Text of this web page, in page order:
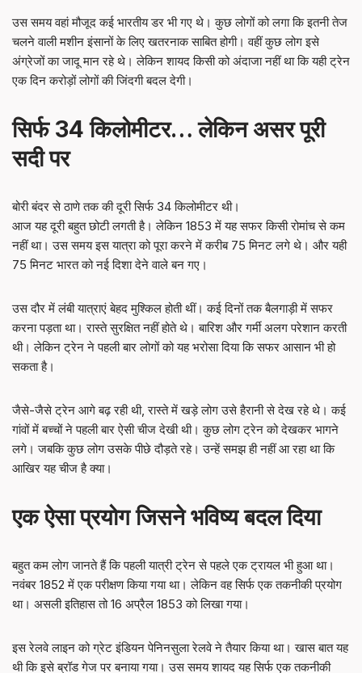
उस समय वहां मौजूद कई भारतीय डर भी गए थे। कुछ लोगों को लगा कि इतनी तेज
चलने वाली मशीन इंसानों के लिए खतरनाक साबित होगी। वहीं कुछ लोग इसे
अंग्रेजों का जादू मान रहे थे। लेकिन शायद किसी को अंदाजा नहीं था कि यही ट्रेन
एक दिन करोड़ों लोगों की जिंदगी बदल देगी।
सिर्फ 34 किलोमीटर… लेकिन असर पूरी
सदी पर
बोरी बंदर से ठाणे तक की दूरी सिर्फ 34 किलोमीटर थी।
आज यह दूरी बहुत छोटी लगती है। लेकिन 1853 में यह सफर किसी रोमांच से कम
नहीं था। उस समय इस यात्रा को पूरा करने में करीब 75 मिनट लगे थे। और यही
75 मिनट भारत को नई दिशा देने वाले बन गए।
उस दौर में लंबी यात्राएं बेहद मुश्किल होती थीं। कई दिनों तक बैलगाड़ी में सफर
करना पड़ता था। रास्ते सुरक्षित नहीं होते थे। बारिश और गर्मी अलग परेशान करती
थी। लेकिन ट्रेन ने पहली बार लोगों को यह भरोसा दिया कि सफर आसान भी हो
सकता है।
जैसे-जैसे ट्रेन आगे बढ़ रही थी, रास्ते में खड़े लोग उसे हैरानी से देख रहे थे। कई
गांवों में बच्चों ने पहली बार ऐसी चीज देखी थी। कुछ लोग ट्रेन को देखकर भागने
लगे। जबकि कुछ लोग उसके पीछे दौड़ते रहे। उन्हें समझ ही नहीं आ रहा था कि
आखिर यह चीज है क्या।
एक ऐसा प्रयोग जिसने भविष्य बदल दिया
बहुत कम लोग जानते हैं कि पहली यात्री ट्रेन से पहले एक ट्रायल भी हुआ था।
नवंबर 1852 में एक परीक्षण किया गया था। लेकिन वह सिर्फ एक तकनीकी प्रयोग
था। असली इतिहास तो 16 अप्रैल 1853 को लिखा गया।
इस रेलवे लाइन को ग्रेट इंडियन पेनिनसुला रेलवे ने तैयार किया था। खास बात यह
थी कि इसे ब्रॉड गेज पर बनाया गया। उस समय शायद यह सिर्फ एक तकनीकी